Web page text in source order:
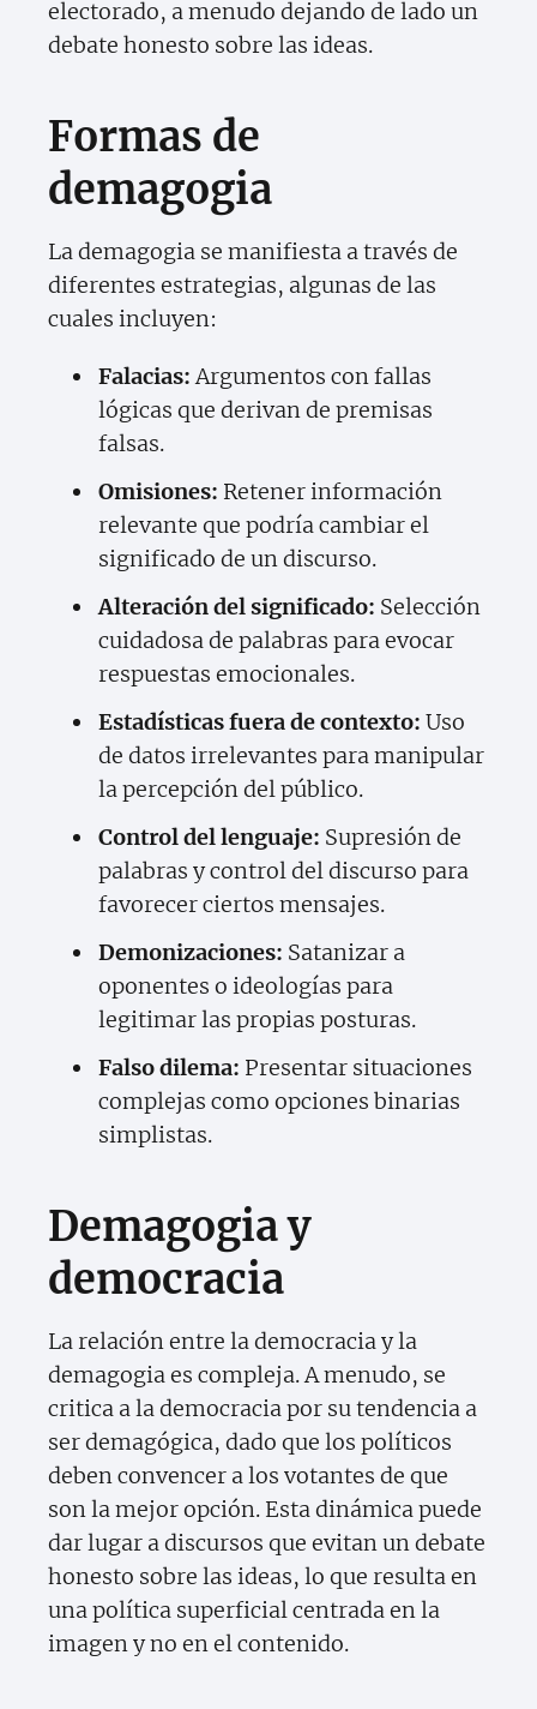
electorado, a menudo dejando de lado un
debate honesto sobre las ideas.
Formas de
demagogia
La demagogia se manifiesta a través de
diferentes estrategias, algunas de las
cuales incluyen:
Falacias:Argumentos con fallas
lógicas que derivan de premisas
falsas.
Omisiones: Retener información
relevante que podría cambiar el
significado de un discurso.
Alteración del significado: Selección
cuidadosa de palabras para evocar
respuestas emocionales.
Estadísticas fuera de contexto: Uso
de datos irrelevantes para manipular
la percepción del público.
Control del lenguaje: Supresión de
palabras y control del discurso para
favorecer ciertos mensajes.
Demonizaciones: Satanizar a
oponentes o ideologías para
legitimar las propias posturas.
Falso dilema: Presentar situaciones
complejas como opciones binarias
simplistas.
Demagogia y
democracia
La relación entre la democracia y la
demagogia es compleja. A menudo, se
critica a la democracia por su tendencia a
ser demagógica, dado que los políticos
deben convencer a los votantes de que
son la mejor opción. Esta dinámica puede
dar lugar a discursos que evitan un debate
honesto sobre las ideas, lo que resulta en
una política superficial centrada en la
imagen y no en el contenido.